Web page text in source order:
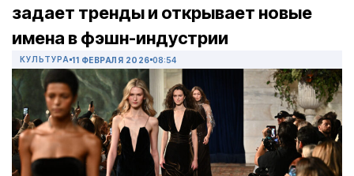
задает тренды и открывает новые
имена в фэшн-индустрии
КУЛЬТУРА 11 ФЕВРАЛЯ 2026 08:54